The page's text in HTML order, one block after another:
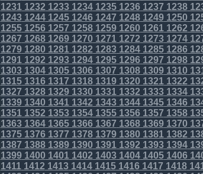
12311232 12331234123512361237 1238
12431244124512461247 124812491250
125512561257 12581259126012611262
1267 12681269127012711272 12731274
1279128012811282 1283128412851286
12911292 12931294129512961297 1298
13031304130513061307 130813091310
131513161317 13181319132013211322
1327 13281329133013311332 13331334
1339134013411342 1343134413451346
13511352 13531354135513561357 1358
13631364136513661367 136813691370
137513761377 13781379138013811382
1387 13881389139013911392 13931394
1399140014011402 1403140414051406
14111412 14131414141514161417 1418